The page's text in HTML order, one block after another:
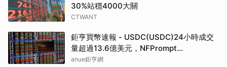
30%站穩4000大關
CTWANT
鉅亨買幣速報 - USDC(USDC)24小時成交
量超過13.6億美元，NFPrompt
Token(NFP)24小時漲幅達66.2%
anue鉅亨網